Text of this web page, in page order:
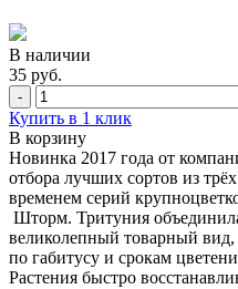
В наличии
35 руб.
-
Купить в 1 клик
В корзину
Новинка 2017 года от
отбора лучших сортов из
временем серий
Шторм. Тритуния
великолепный товарный вид,
по габитусу и срокам
Растения быстро